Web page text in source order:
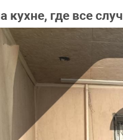
кухне, где все